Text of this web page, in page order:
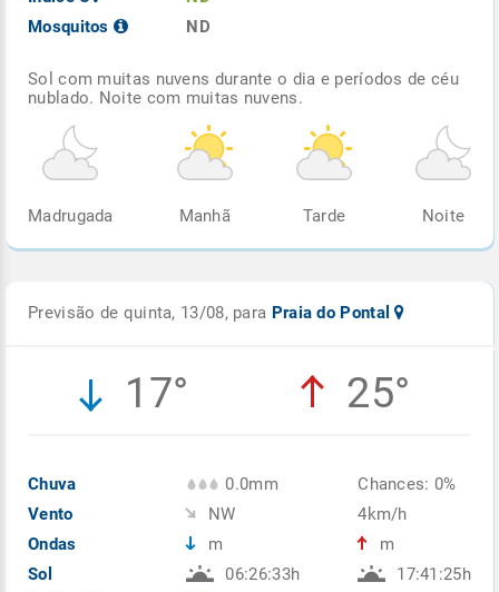
Mosquitos
ND
Sol com muitas nuvens durante o dia e períodos de céu
nublado. Noite com muitas nuvens.
Madrugada Manhã Tarde Noite
Previsão de quinta, 13/08, para Praia do Pontal
17° 25°
Chuva
Vento
Ondas
Sol
0.0mm
NW
m
06:26:33h
Chances: 0%
4km/h
m
17:41:25h